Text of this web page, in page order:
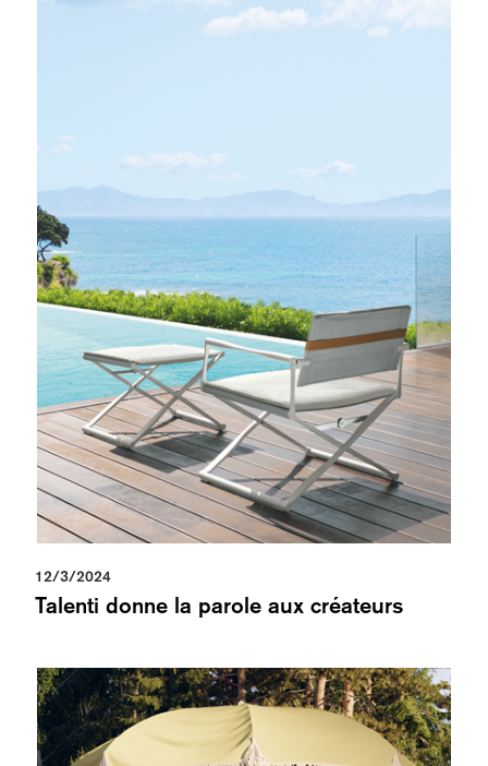
12/3/2024
Talenti donne la parole aux créateurs